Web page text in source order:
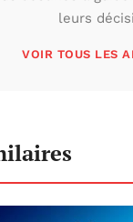
leurs
VOIR TOUS LES